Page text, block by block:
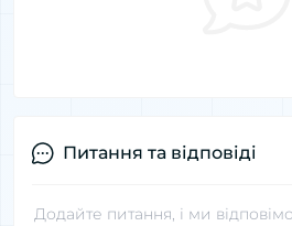
Питання та відповіді
Додайте питання, і ми